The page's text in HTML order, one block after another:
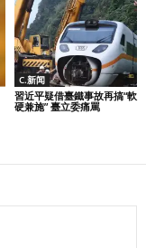
C.新闻
習近平疑借臺鐵事故再搞“軟
硬兼施” 臺立委痛罵